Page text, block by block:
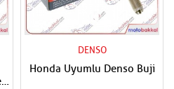
DENSO
Honda Uyumlu Denso Buji